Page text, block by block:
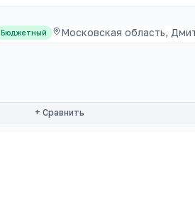
Бюджетный Московская область,
+ Сравнить